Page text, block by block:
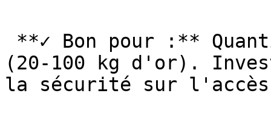
(20-100 kg d'or).
la sécurité sur l'accès